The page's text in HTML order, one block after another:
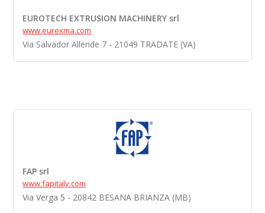
EUROTECH EXTRUSION MACHINERY srl
www.eurexma.com
Via Salvador Allende 7 - 21049 TRADATE (VA)
FAP srl
www.fapitaly.com
Via Verga 5 - 20842 BESANA BRIANZA (MB)